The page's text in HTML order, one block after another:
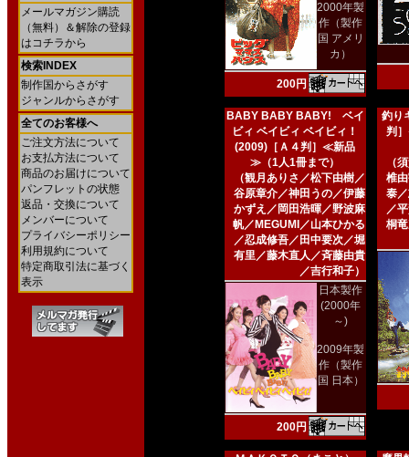
メールマガジン購読
（無料）＆解除の登録
はコチラから
検索INDEX
制作国からさがす
ジャンルからさがす
全てのお客様へ
ご注文方法について
お支払方法について
商品のお届けについて
パンフレットの状態
返品・交換について
メンバーについて
プライバシーポリシー
利用規約について
特定商取引法に基づく
表示
2000年製
作（製作
国 アメリ
カ）
200円
BABY BABY BABY! ベイ
ビィ ベイビィ ベイビィ！
(2009)［Ａ４判］≪新品
≫（1人1冊まで）
（観月ありさ／松下由樹／
谷原章介／神田うの／伊藤
かずえ／岡田浩暉／野波麻
帆／MEGUMI／山本ひかる
／忍成修吾／田中要次／堀
有里／藤木直人／斉藤由貴
／吉行和子）
日本製作
(2000年
～)
2009年製
作（製作
国 日本）
200円
釣り
判
（
椎
泰
／
桐